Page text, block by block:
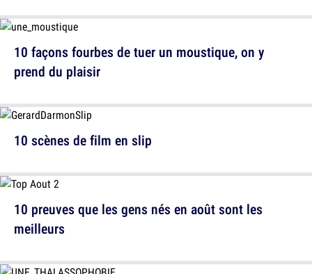
10 façons fourbes de tuer un moustique, on y
prend du plaisir
10 preuves que les gens nés en août sont les
meilleurs
10 scènes de film en slip